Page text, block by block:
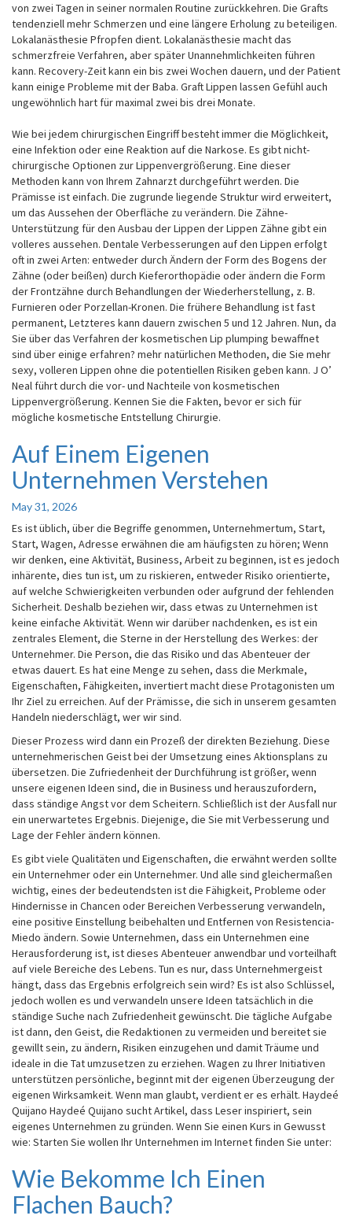
von zwei Tagen in seiner normalen Routine zurückkehren. Die Grafts
tendenziell mehr Schmerzen und eine längere Erholung zu beteiligen.
Lokalanästhesie Pfropfen dient. Lokalanästhesie macht das
schmerzfreie Verfahren, aber später Unannehmlichkeiten führen
kann. Recovery-Zeit kann ein bis zwei Wochen dauern, und der Patient
kann einige Probleme mit der Baba. Graft Lippen lassen Gefühl auch
ungewöhnlich hart für maximal zwei bis drei Monate.
Wie bei jedem chirurgischen Eingriff besteht immer die Möglichkeit,
eine Infektion oder eine Reaktion auf die Narkose. Es gibt nicht-
chirurgische Optionen zur Lippenvergrößerung. Eine dieser
Methoden kann von Ihrem Zahnarzt durchgeführt werden. Die
Prämisse ist einfach. Die zugrunde liegende Struktur wird erweitert,
um das Aussehen der Oberfläche zu verändern. Die Zähne-
Unterstützung für den Ausbau der Lippen der Lippen Zähne gibt ein
volleres aussehen. Dentale Verbesserungen auf den Lippen erfolgt
oft in zwei Arten: entweder durch Ändern der Form des Bogens der
Zähne (oder beißen) durch Kieferorthopädie oder ändern die Form
der Frontzähne durch Behandlungen der Wiederherstellung, z. B.
Furnieren oder Porzellan-Kronen. Die frühere Behandlung ist fast
permanent, Letzteres kann dauern zwischen 5 und 12 Jahren. Nun, da
Sie über das Verfahren der kosmetischen Lip plumping bewaffnet
sind über einige erfahren? mehr natürlichen Methoden, die Sie mehr
sexy, volleren Lippen ohne die potentiellen Risiken geben kann. J O’
Neal führt durch die vor- und Nachteile von kosmetischen
Lippenvergrößerung. Kennen Sie die Fakten, bevor er sich für
mögliche kosmetische Entstellung Chirurgie.
Auf
Einem
Eigenen
Verstehen
Auf Einem Eigenen
Unternehmen Verstehen
May 31, 2026
Es ist üblich, über die Begriffe genommen, Unternehmertum, Start,
Start, Wagen, Adresse erwähnen die am häufigsten zu hören; Wenn
wir denken, eine Aktivität, Business, Arbeit zu beginnen, ist es jedoch
inhärente, dies tun ist, um zu riskieren, entweder Risiko orientierte,
auf welche Schwierigkeiten verbunden oder aufgrund der fehlenden
Sicherheit. Deshalb beziehen wir, dass etwas zu Unternehmen ist
keine einfache Aktivität. Wenn wir darüber nachdenken, es ist ein
zentrales Element, die Sterne in der Herstellung des Werkes: der
Unternehmer. Die Person, die das Risiko und das Abenteuer der
etwas dauert. Es hat eine Menge zu sehen, dass die Merkmale,
Eigenschaften, Fähigkeiten, invertiert macht diese Protagonisten um
Ihr Ziel zu erreichen. Auf der Prämisse, die sich in unserem gesamten
Handeln niederschlägt, wer wir sind.
Dieser Prozess wird dann ein Prozeß der direkten Beziehung. Diese
unternehmerischen Geist bei der Umsetzung eines Aktionsplans zu
übersetzen. Die Zufriedenheit der Durchführung ist größer, wenn
unsere eigenen Ideen sind, die in Business und herauszufordern,
dass ständige Angst vor dem Scheitern. Schließlich ist der Ausfall nur
ein unerwartetes Ergebnis. Diejenige, die Sie mit Verbesserung und
Lage der Fehler ändern können.
Es gibt viele Qualitäten und Eigenschaften, die erwähnt werden sollte
ein Unternehmer oder ein Unternehmer. Und alle sind gleichermaßen
wichtig, eines der bedeutendsten ist die Fähigkeit, Probleme oder
Hindernisse in Chancen oder Bereichen Verbesserung verwandeln,
eine positive Einstellung beibehalten und Entfernen von Resistencia-
Miedo ändern. Sowie Unternehmen, dass ein Unternehmen eine
Herausforderung ist, ist dieses Abenteuer anwendbar und vorteilhaft
auf viele Bereiche des Lebens. Tun es nur, dass Unternehmergeist
hängt, dass das Ergebnis erfolgreich sein wird? Es ist also Schlüssel,
jedoch wollen es und verwandeln unsere Ideen tatsächlich in die
ständige Suche nach Zufriedenheit gewünscht. Die tägliche Aufgabe
ist dann, den Geist, die Redaktionen zu vermeiden und bereitet sie
gewillt sein, zu ändern, Risiken einzugehen und damit Träume und
ideale in die Tat umzusetzen zu erziehen. Wagen zu Ihrer Initiativen
unterstützen persönliche, beginnt mit der eigenen Überzeugung der
eigenen Wirksamkeit. Wenn man glaubt, verdient er es erhält. Haydeé
Quijano Haydeé Quijano sucht Artikel, dass Leser inspiriert, sein
eigenes Unternehmen zu gründen. Wenn Sie einen Kurs in Gewusst
wie: Starten Sie wollen Ihr Unternehmen im Internet finden Sie unter:
Wie
Bekomme
Ich
Wie Bekomme Ich Einen
Flachen Bauch?